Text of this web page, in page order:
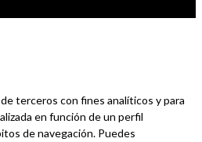
y profesionales de una
lo que hace cada día
terceros con fines analíticos y para
en función de un perfil
de navegación. Puedes